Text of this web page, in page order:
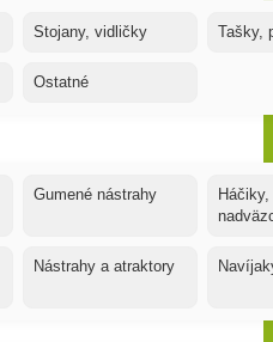
Stojany, vidličky Tašky,
Ostatné
Gumené nástrahy
Nástrahy a atraktory